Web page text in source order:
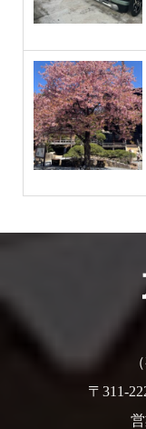
〒311-